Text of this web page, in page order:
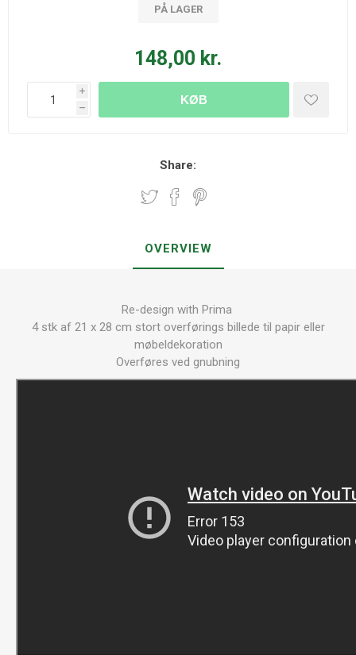
PÅ LAGER
148,00 kr.
i
h
KØB
Share:
OVERVIEW
Re-design with Prima
4 stk af 21 x 28 cm stort overførings billede til papir eller
møbeldekoration
Overføres ved gnubning